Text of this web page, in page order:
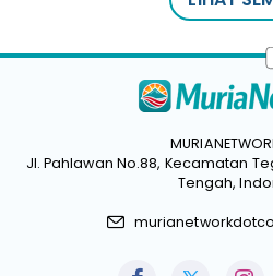
Jl. Pahlawan No.88, Kecamatan
Tengah,